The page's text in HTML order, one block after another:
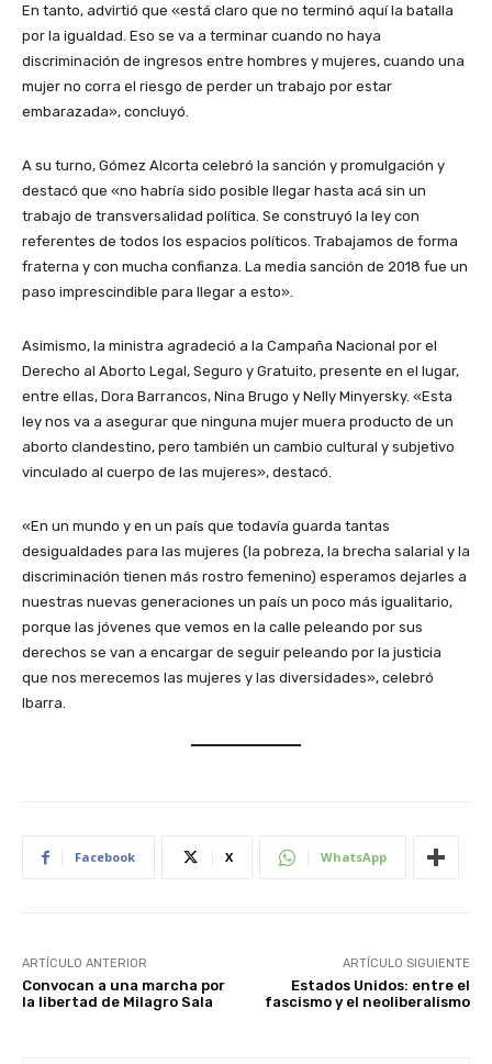
En tanto, advirtió que «está claro que no terminó aquí la batalla
por la igualdad. Eso se va a terminar cuando no haya
discriminación de ingresos entre hombres y mujeres, cuando una
mujer no corra el riesgo de perder un trabajo por estar
embarazada», concluyó.
A su turno, Gómez Alcorta celebró la sanción y promulgación y
destacó que «no habría sido posible llegar hasta acá sin un
trabajo de transversalidad política. Se construyó la ley con
referentes de todos los espacios políticos. Trabajamos de forma
fraterna y con mucha confianza. La media sanción de 2018 fue un
paso imprescindible para llegar a esto».
Asimismo, la ministra agradeció a la Campaña Nacional por el
Derecho al Aborto Legal, Seguro y Gratuito, presente en el lugar,
entre ellas, Dora Barrancos, Nina Brugo y Nelly Minyersky. «Esta
ley nos va a asegurar que ninguna mujer muera producto de un
aborto clandestino, pero también un cambio cultural y subjetivo
vinculado al cuerpo de las mujeres», destacó.
«En un mundo y en un país que todavía guarda tantas
desigualdades para las mujeres (la pobreza, la brecha salarial y la
discriminación tienen más rostro femenino) esperamos dejarles a
nuestras nuevas generaciones un país un poco más igualitario,
porque las jóvenes que vemos en la calle peleando por sus
derechos se van a encargar de seguir peleando por la justicia
que nos merecemos las mujeres y las diversidades», celebró
Ibarra.
Facebook X WhatsApp
ARTÍCULO ANTERIOR
Convocan a una marcha por
la libertad de Milagro Sala
ARTÍCULO SIGUIENTE
Estados Unidos: entre el
fascismo y el neoliberalismo